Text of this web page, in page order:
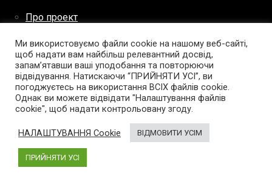
Про проект
Правила використання матеріалів
Підпишись на AutoGeek!
facebooktwitter instagramyoutube tumblr linkedin
Ми використовуємо файли cookie на нашому веб-сайті,
щоб надати вам найбільш релевантний досвід,
запам’ятавши ваші уподобання та повторюючи
відвідування. Натискаючи “ПРИЙНЯТИ УСІ”, ви
погоджуєтесь на використання ВСІХ файлів cookie.
Однак ви можете відвідати "Налаштування файлів
cookie", щоб надати контрольовану згоду.
НАЛАШТУВАННЯ Cookie ВІДМОВИТИ УСІМ
ПРИЙНЯТИ УСІ